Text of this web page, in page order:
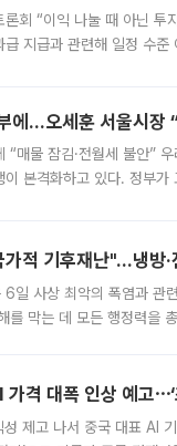
론회 “이익 나눌 때 아닌 투
급 지급과 관련해 일정 수준
에…오세훈 서울시장
“매물 잠김·전월세 불안”
이 본격화하고 있다. 정부
적 기후재난"…냉방
6일 사상 최악의 폭염과 관
를 막는 데 모든 행정력을
가격 대폭 인상 예고⋯‘
성 제고 나서 중국 대표 AI